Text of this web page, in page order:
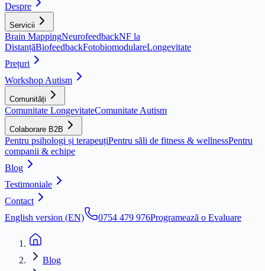
Despre
Servicii
Brain MappingNeurofeedbackNF la
DistanțăBiofeedbackFotobiomodulareLongevitate
Prețuri
Workshop Autism
Comunități
Comunitate LongevitateComunitate Autism
Colaborare B2B
Pentru psihologi și terapeuțiPentru săli de fitness & wellnessPentru
companii & echipe
Blog
Testimoniale
Contact
English version (EN)
0754 479 976Programează o Evaluare
Blog